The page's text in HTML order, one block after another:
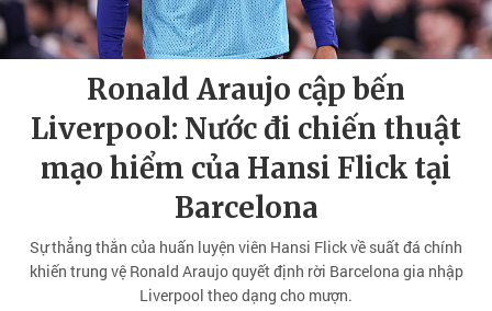
Ronald Araujo cập bến
Liverpool: Nước đi chiến thuật
mạo hiểm của Hansi Flick tại
Barcelona
Sự thẳng thắn của huấn luyện viên Hansi Flick về suất đá chính
khiến trung vệ Ronald Araujo quyết định rời Barcelona gia nhập
Liverpool theo dạng cho mượn.